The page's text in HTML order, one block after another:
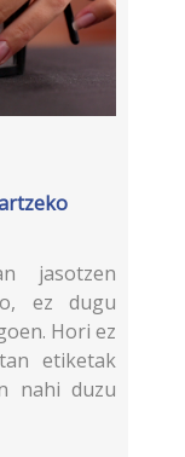
jasotzen
ez dugu
Hori ez
etiketak
nahi duzu